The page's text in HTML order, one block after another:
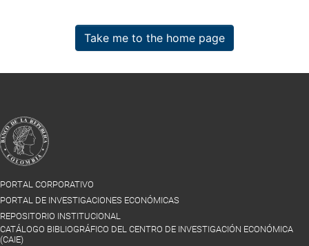
Take me to the home page
PORTAL CORPORATIVO
PORTAL DE INVESTIGACIONES ECONÓMICAS
REPOSITORIO INSTITUCIONAL
CATÁLOGO BIBLIOGRÁFICO DEL CENTRO DE INVESTIGACIÓN ECONÓMICA
(CAIE)